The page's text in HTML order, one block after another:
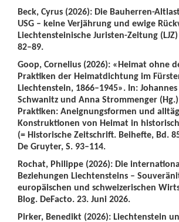
Beck, Cyrus (2026): Die Bauherren-
USG – keine Verjährung und ewige
Liechtensteinische Juristen-Zeitung (LJZ)
82–89.
Goop, Cornelius (2026): «Heimat ohne
Praktiken der Heimatdichtung im
Liechtenstein, 1866–1945». In:
Schwanitz und Anna Strommenger
Praktiken: Aneignungsformen und
Konstruktionen von Heimat in
(= Historische Zeitschrift. Beihefte, Bd.
De Gruyter, S. 93–114.
Rochat, Philippe (2026): Die
Beziehungen Liechtensteins –
europäischen und schweizerischen
Blog. DeFacto. 23. Juni 2026.
Pirker, Benedikt (2026): Liechtenstein